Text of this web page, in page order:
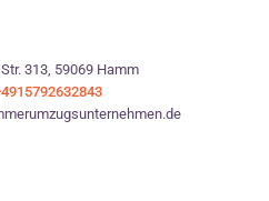
313, 59069 Hamm